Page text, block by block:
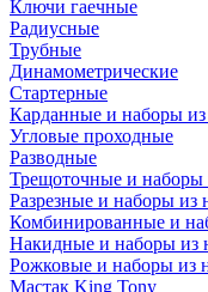
Ключи гаечные
Радиусные
Трубные
Динамометрические
Стартерные
Карданные и наборы
Угловые проходные
Разводные
Трещоточные и наборы
Разрезные и наборы из
Комбинированные и
Накидные и наборы из
Рожковые и наборы из
Мастак King Tony